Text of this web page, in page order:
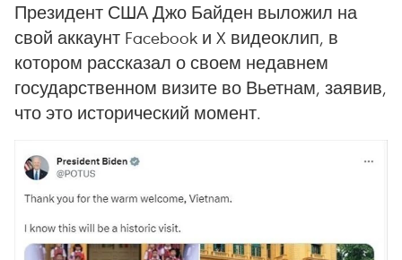
Президент США Джо Байден выложил на
свой аккаунт Facebook и X видеоклип, в
котором рассказал о своем недавнем
государственном визите во Вьетнам, заявив,
что это исторический момент.